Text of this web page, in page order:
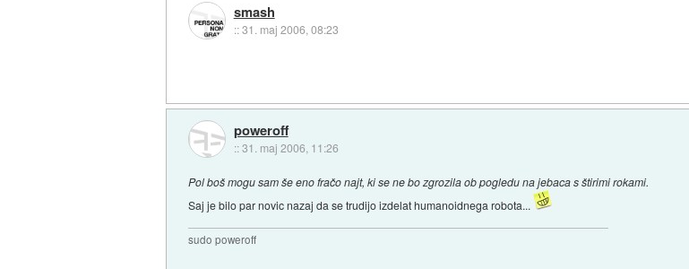
smash
::31. maj 2006, 08:23
poweroff
::31. maj 2006, 11:26
Pol boš mogu sam še eno fračo najt, ki se ne bo zgrozila ob pogledu na jebaca s štirimi rokami.
Saj je bilo par novic nazaj da se trudijo izdelat humanoidnega robota...
sudo poweroff